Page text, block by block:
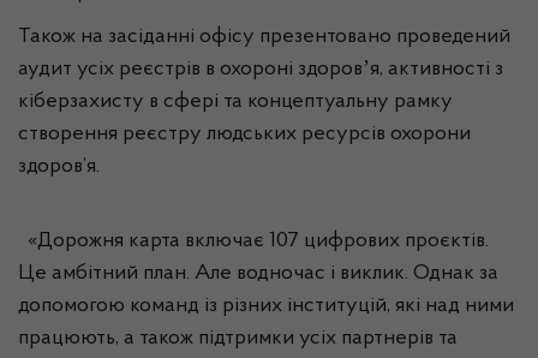
Також на засіданні офісу презентовано проведений
аудит усіх реєстрів в охороні здоровʼя, активності з
кіберзахисту в сфері та концептуальну рамку
створення реєстру людських ресурсів охорони
здоров’я.
«Дорожня карта включає 107 цифрових проєктів.
Це амбітний план. Але водночас і виклик. Однак за
допомогою команд із різних інституцій, які над ними
працюють, а також підтримки усіх партнерів та